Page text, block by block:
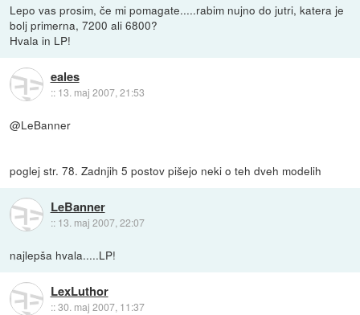
Lepo vas prosim, če mi pomagate.....rabim nujno do jutri, katera je
bolj primerna, 7200 ali 6800?
Hvala in LP!
eales
:: 13. maj 2007, 21:53
@LeBanner
poglej str. 78. Zadnjih 5 postov pišejo neki o teh dveh modelih
LeBanner
:: 13. maj 2007, 22:07
najlepša hvala.....LP!
LexLuthor
::30. maj 2007, 11:37